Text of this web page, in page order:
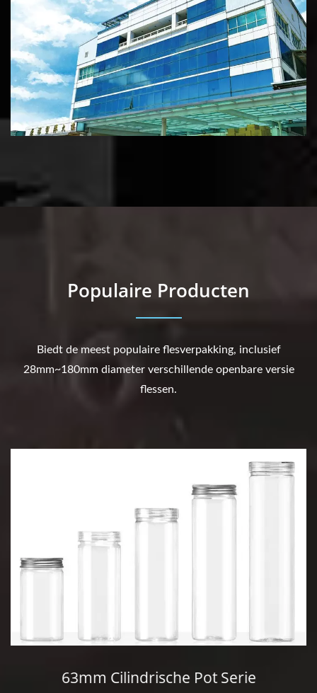
Populaire Producten
Biedt de meest populaire flesverpakking, inclusief
28mm~180mm diameter verschillende openbare versie
flessen.
63mm Cilindrische Pot Serie